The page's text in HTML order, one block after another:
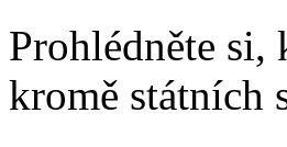
Prohlédněte
kromě státních